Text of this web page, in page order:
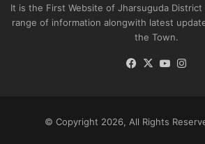
It is the First Website of Jharsuguda District
range of information alongwith latest
the Town.
Facebook
X
© Copyright 2026, All Rights